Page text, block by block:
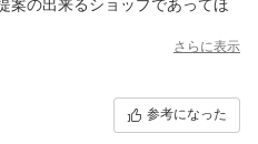
案の出来るショップであってほ
さらに表示
参考になった